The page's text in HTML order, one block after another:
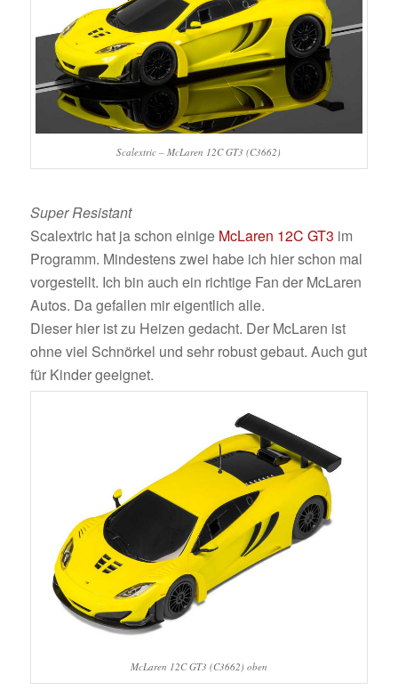
Scalextric – McLaren 12C GT3 (C3662)
Super Resistant
Scalextric hat ja schon einige McLaren 12C GT3 im
Programm. Mindestens zwei habe ich hier schon mal
vorgestellt. Ich bin auch ein richtige Fan der McLaren
Autos. Da gefallen mir eigentlich alle.
Dieser hier ist zu Heizen gedacht. Der McLaren ist
ohne viel Schnörkel und sehr robust gebaut. Auch gut
für Kinder geeignet.
McLaren 12C GT3 (C3662) oben